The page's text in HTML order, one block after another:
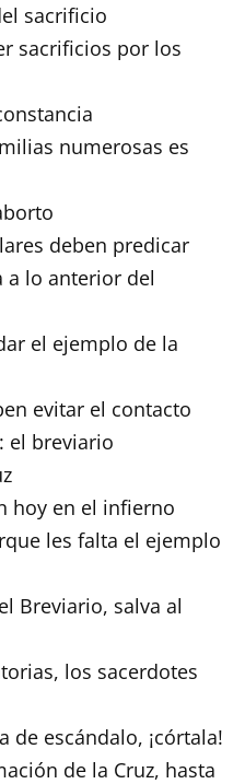
sacrificio
sacrificios por los
numerosas es
deben predicar
a lo anterior del
el ejemplo de la
evitar el contacto
el breviario
hoy en el infierno
les falta el ejemplo
Breviario, salva al
los sacerdotes
de escándalo, ¡córtala!
de la Cruz, hasta